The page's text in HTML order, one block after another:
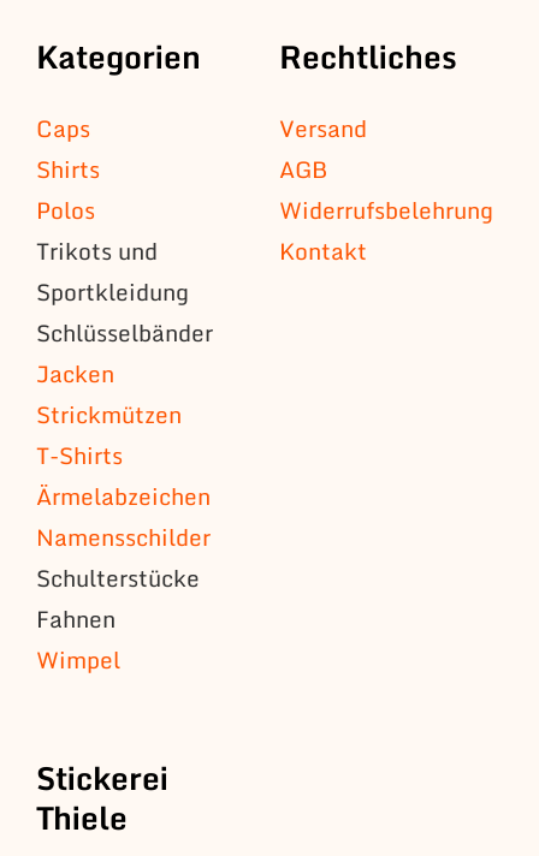
Kategorien
Caps
Shirts
Polos
Trikots und
Sportkleidung
Schlüsselbänder
Jacken
Strickmützen
T-Shirts
Ärmelabzeichen
Namensschilder
Schulterstücke
Fahnen
Wimpel
Rechtliches
Versand
AGB
Widerrufsbelehrung
Kontakt
Stickerei
Thiele